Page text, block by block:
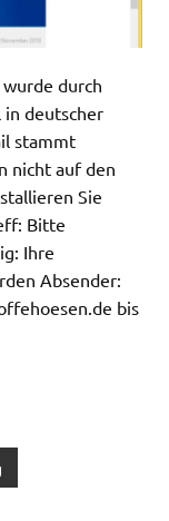
durch
deutscher
stammt
nicht auf den
Sie
Bitte
Ihre
Absender:
bis